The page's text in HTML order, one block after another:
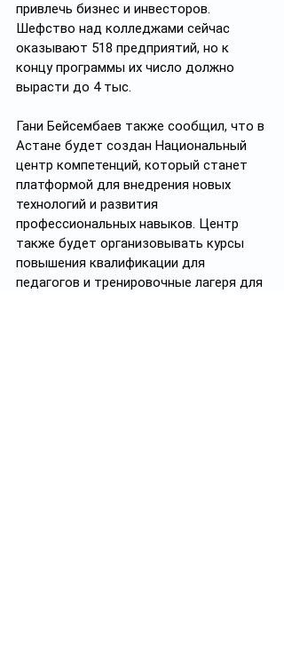
привлечь бизнес и инвесторов.
Шефство над колледжами сейчас
оказывают 518 предприятий, но к
концу программы их число должно
вырасти до 4 тыс.
Гани Бейсембаев также сообщил, что в
Астане будет создан Национальный
центр компетенций, который станет
платформой для внедрения новых
технологий и развития
профессиональных навыков. Центр
также будет организовывать курсы
повышения квалификации для
педагогов и тренировочные лагеря для